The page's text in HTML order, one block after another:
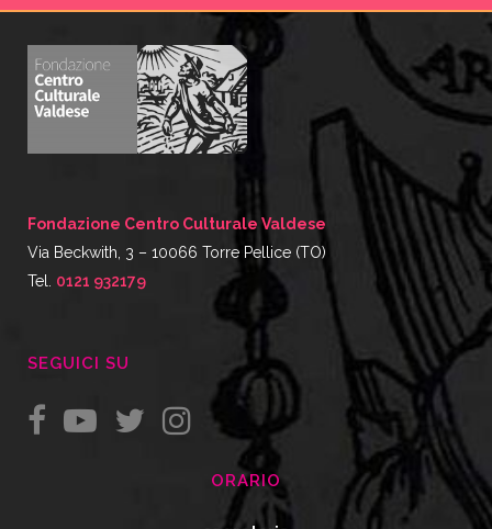
Fondazione Centro Culturale Valdese
Via Beckwith, 3 – 10066 Torre Pellice (TO)
Tel. 0121 932179
SEGUICI SU
ORARIO